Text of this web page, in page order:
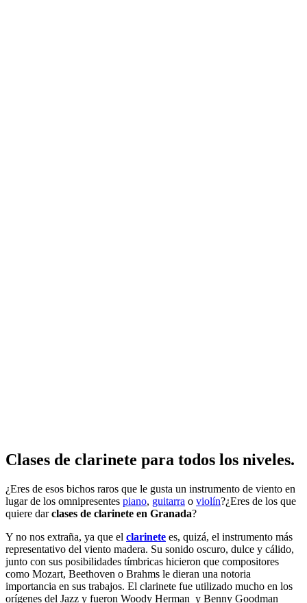
Clases de clarinete para todos los niveles.
¿Eres de esos bichos raros que le gusta un instrumento de viento en
lugar de los omnipresentes piano, guitarra o violín?¿Eres de los que
quiere darclases de clarinete en Granada?
Y no nos extraña, ya que el clarinete es, quizá, el instrumento más
representativo del viento madera. Su sonido oscuro, dulce y cálido,
junto con sus posibilidades tímbricas hicieron que compositores
como Mozart, Beethoven o Brahms le dieran una notoria
importancia en sus trabajos. El clarinete fue utilizado mucho en los
orígenes del Jazz y fueron Woody Herman y Benny Goodman